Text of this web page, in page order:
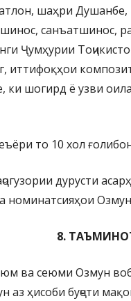
шаҳри
санъатшинос,
Ҷумҳурии
иттифоқҳои
ки шогирд ё узви
то 10 хол
дурусти
номинатсияҳои
8.
ва сеюми Озмун
аз ҳисоби буҷети